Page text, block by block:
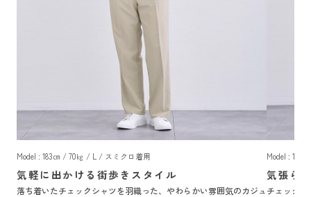
Model : 183㎝ / 70㎏ / L / スミクロ着用
気軽に出かける街歩きスタイル
落ち着いたチェックシャツを羽織った、やわらかい雰囲気のカジュ
Model : 182
気張ら
チェック